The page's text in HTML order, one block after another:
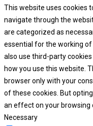
This website uses cookies
navigate through the
are categorized as
essential for the working
also use third-party
how you use this website.
browser only with your
of these cookies. But
an effect on your browsing
Necessary